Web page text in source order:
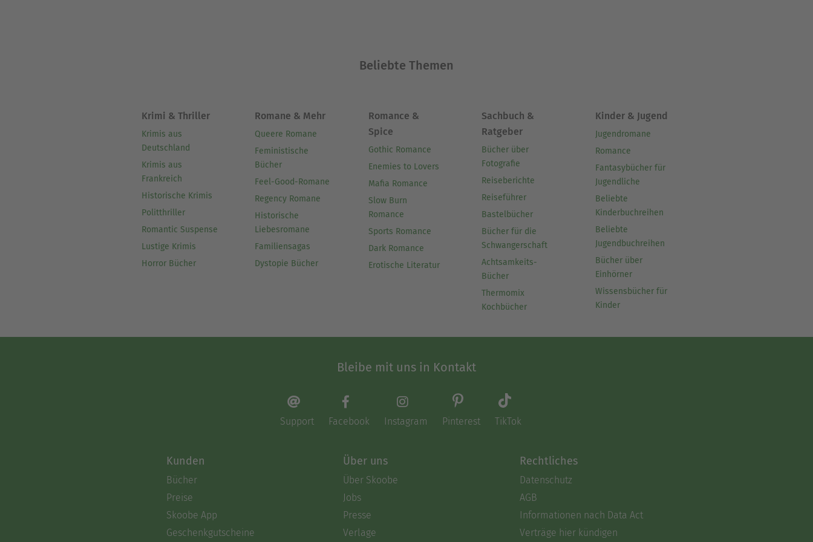
Beliebte Themen
Krimi & Thriller
Krimis aus
Deutschland
Krimis aus
Frankreich
Historische Krimis
Politthriller
Romantic Suspense
Lustige Krimis
Horror Bücher
Romane & Mehr
Queere Romane
Feministische
Bücher
Feel-Good-Romane
Regency Romane
Historische
Liebesromane
Familiensagas
Dystopie Bücher
Romance &
Spice
Gothic Romance
Enemies to Lovers
Mafia Romance
Slow Burn
Romance
Sports Romance
Dark Romance
Erotische Literatur
Sachbuch &
Ratgeber
Bücher über
Fotografie
Reiseberichte
Reiseführer
Bastelbücher
Bücher für die
Schwangerschaft
Achtsamkeits-
Bücher
Thermomix
Kochbücher
Kinder & Jugend
Jugendromane
Romance
Fantasybücher für
Jugendliche
Beliebte
Kinderbuchreihen
Beliebte
Jugendbuchreihen
Bücher über
Einhörner
Wissensbücher für
Kinder
Bleibe mit uns in Kontakt
Support Facebook Instagram Pinterest TikTok
Kunden
Bücher
Preise
Skoobe App
Geschenkgutscheine
Über uns
Über Skoobe
Jobs
Presse
Verlage
Rechtliches
Datenschutz
AGB
Informationen nach Data Act
Verträge hier kündigen